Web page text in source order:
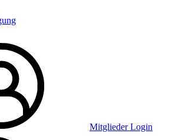
Mitglieder Login